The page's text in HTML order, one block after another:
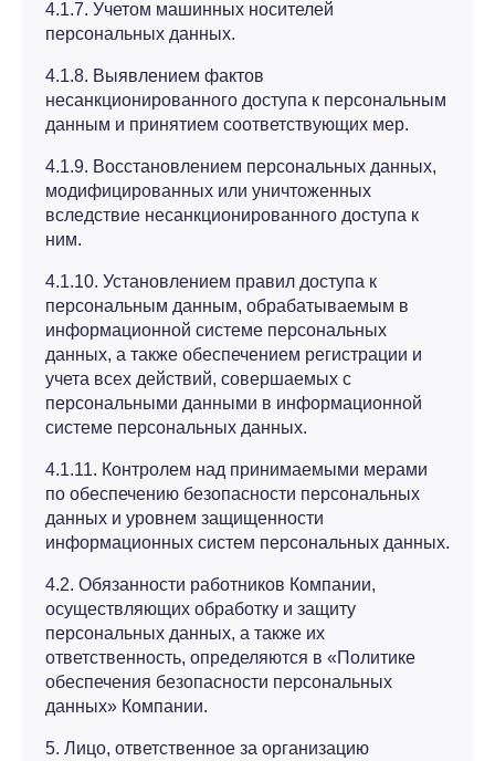
4.1.7. Учетом машинных носителей
персональных данных.
4.1.8. Выявлением фактов
несанкционированного доступа к персональным
данным и принятием соответствующих мер.
4.1.9. Восстановлением персональных данных,
модифицированных или уничтоженных
вследствие несанкционированного доступа к
ним.
4.1.10. Установлением правил доступа к
персональным данным, обрабатываемым в
информационной системе персональных
данных, а также обеспечением регистрации и
учета всех действий, совершаемых с
персональными данными в информационной
системе персональных данных.
4.1.11. Контролем над принимаемыми мерами
по обеспечению безопасности персональных
данных и уровнем защищенности
информационных систем персональных данных.
4.2. Обязанности работников Компании,
осуществляющих обработку и защиту
персональных данных, а также их
ответственность, определяются в «Политике
обеспечения безопасности персональных
данных» Компании.
5. Лицо, ответственное за организацию